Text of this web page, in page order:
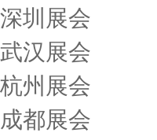
深圳展会
武汉展会
杭州展会
成都展会